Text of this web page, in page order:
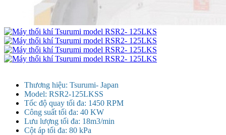
Thương hiệu: Tsurumi- Japan
Model: RSR2-125LKSS
Tốc độ quay tối đa: 1450 RPM
Công suất tối đa: 40 KW
Lưu lượng tối đa: 18m3/min
Cột áp tối đa: 80 kPa